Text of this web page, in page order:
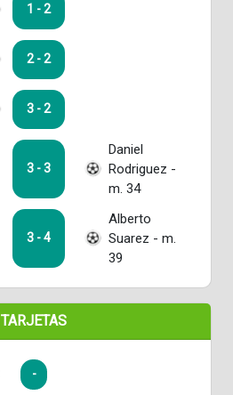
1 - 2
2 - 2
3 - 2
3 - 3
Daniel
Rodriguez -
m. 34
3 - 4
Alberto
Suarez - m.
39
TARJETAS
-